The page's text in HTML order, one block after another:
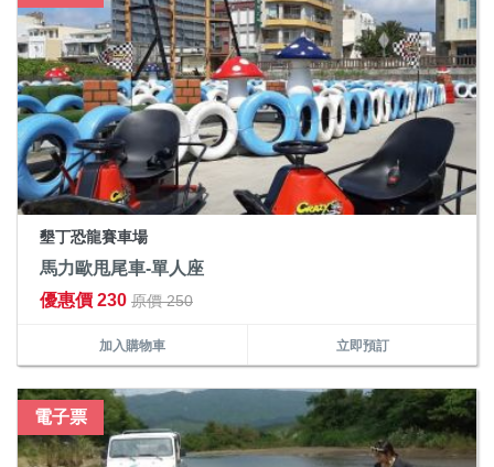
墾丁恐龍賽車場
馬力歐甩尾車-單人座
優惠價 230 原價 250
加入購物車 立即預訂
電子票